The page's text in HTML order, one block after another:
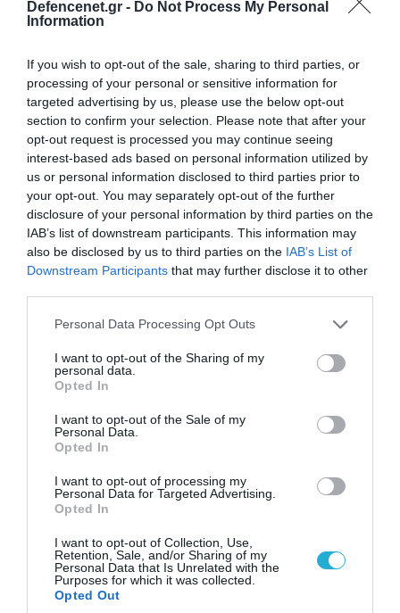
Defencenet.gr - Do Not Process My Personal
Information
If you wish to opt-out of the sale, sharing to third parties, or
processing of your personal or sensitive information for
targeted advertising by us, please use the below opt-out
section to confirm your selection. Please note that after your
opt-out request is processed you may continue seeing
interest-based ads based on personal information utilized by
us or personal information disclosed to third parties prior to
your opt-out. You may separately opt-out of the further
disclosure of your personal information by third parties on the
IAB’s list of downstream participants. This information may
also be disclosed by us to third parties on the IAB’s List of
Downstream Participants that may further disclose it to other
Please note that this website/app uses one or more Google
not limited to your visit or usage behaviour. You may click to
grant or deny consent to Google and its third-party tags to
use your data for below specified purposes in below Google
consent section.
Personal Data Processing Opt Outs
I want to opt-out of the Sharing of my
personal data.
Opted In
I want to opt-out of the Sale of my
Personal Data.
Opted In
I want to opt-out of processing my
Personal Data for Targeted Advertising.
Opted In
I want to opt-out of Collection, Use,
Retention, Sale, and/or Sharing of my
Personal Data that Is Unrelated with the
Purposes for which it was collected.
Opted Out
Ουκρανός κατέγραψε τη στιγμή (βίντεο)
ΠΟΛΙΤΙΚΗ
08.08.2026 | 09:02
«Η απόλυτη τραγωδία»: Η «αιχμηρή» ανάρτηση
του Αρκά για τα τατουάζ (φωτο)